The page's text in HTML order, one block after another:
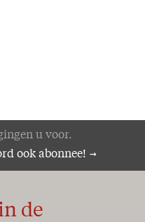
u voor.
ook abonnee!
de